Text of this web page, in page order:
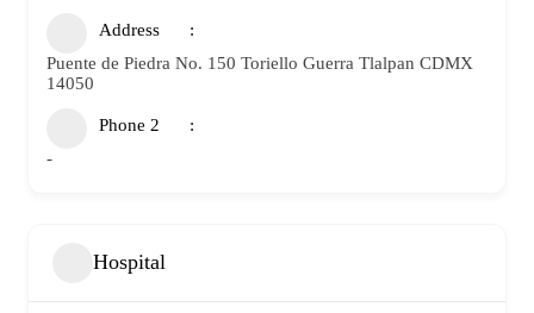
Address
Puente de Piedra No. 150 Toriello Guerra Tlalpan CDMX
14050
Phone 2
-
Hospital